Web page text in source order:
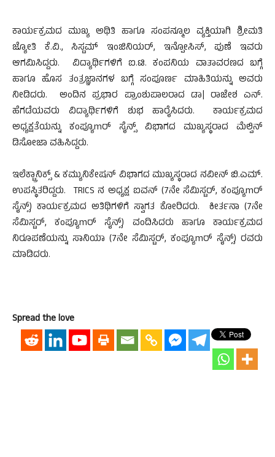
ಕಾರ್ಯಕ್ರಮದ ಮುಖ್ಯ ಅಥಿತಿ ಹಾಗೂ ಸಂಪನ್ಮೂಲ ವ್ಯಕ್ತಿಯಾಗಿ ಶ್ರೀಮತಿ
ಜ್ಯೋತಿ ಕೆ.ವಿ., ಸಿಸ್ಟಮ್ ಇಂಜಿನಿಯರ್, ಇನ್ಪೋಸಿಸ್, ಪುಣೆ ಇವರು
ಆಗಮಿಸಿದ್ದರು. ವಿದ್ಯಾರ್ಥಿಗಳಿಗೆ ಐ.ಟಿ. ಕಂಪನಿಯ ವಾತಾವರಣದ ಬಗ್ಗೆ
ಹಾಗೂ ಹೊಸ ತಂತ್ರಜ್ಞಾನಗಳ ಬಗ್ಗೆ ಸಂಪೂರ್ಣ ಮಾಹಿತಿಯನ್ನು ಅವರು
ನೀಡಿದರು. ಅಂದಿನ ಪ್ರಭಾರ ಪ್ರಾಂಶುಪಾಲರಾದ ಡಾ| ರಾಜೇಶ ಎನ್.
ಹೆಗಡೆಯವರು ವಿದ್ಯಾರ್ಥಿಗಳಿಗೆ ಶುಭ ಹಾರೈಸಿದರು. ಕಾರ್ಯಕ್ರಮದ
ಅಧ್ಯಕ್ಷತೆಯನ್ನು ಕಂಪ್ಯೂmರ್ ಸೈನ್ಸ್ ವಿಭಾಗದ ಮುಖ್ಯಸ್ಥರಾದ ಮೆಲ್ವಿನ್
ಡಿಸೋಜಾ ವಹಿಸಿದ್ದರು.
ಇಲೆಕ್ಟ್ರಾನಿಕ್ಸ್ & ಕಮ್ಯುನಿಕೇಷನ್ ವಿಭಾಗದ ಮುಖ್ಯಸ್ಥರಾದ ನವೀನ್ ಬಿ.ಎಮ್.
ಉಪಸ್ಥಿತರಿದ್ದರು. TRICS ನ ಅಧ್ಯಕ್ಷ ಐವನ್ (7ನೇ ಸೆಮಿಸ್ಟರ್, ಕಂಪ್ಯೂmರ್
ಸೈನ್ಸ್) ಕಾರ್ಯಕ್ರಮದ ಅತಿಥಿಗಳಿಗೆ ಸ್ವಾಗತ ಕೋರಿದರು. ಕೀರ್ತನಾ (7ನೇ
ಸೆಮಿಸ್ಟರ್, ಕಂಪ್ಯೂmರ್ ಸೈನ್ಸ್) ವಂದಿಸಿದರು ಹಾಗೂ ಕಾರ್ಯಕ್ರಮದ
ನಿರೂಪಣೆಯನ್ನು ಸಾನಿಯಾ (7ನೇ ಸೆಮಿಸ್ಟರ್, ಕಂಪ್ಯೂmರ್ ಸೈನ್ಸ್) ರವರು
ಮಾಡಿದರು.
Spread the love